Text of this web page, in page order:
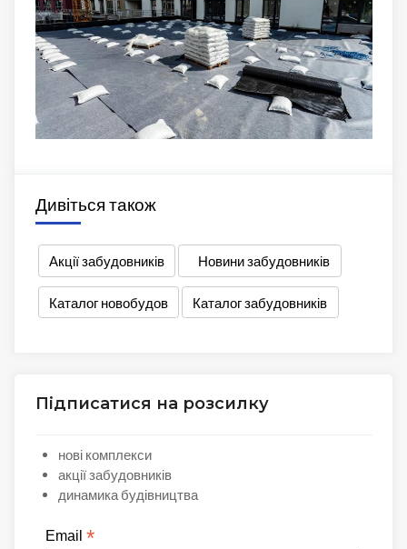
Дивіться також
Акції забудовників Новини забудовників
Каталог новобудов Каталог забудовників
Підписатися на розсилку
нові комплекси
акції забудовників
динамика будівництва
Email *